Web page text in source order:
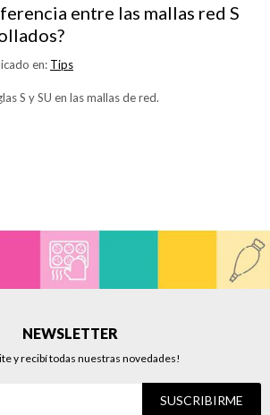
entre las mallas red S
en: Tips
S y SU en las mallas de red.
NEWSLETTER
y recibí todas nuestras novedades!
SUSCRIBIRME